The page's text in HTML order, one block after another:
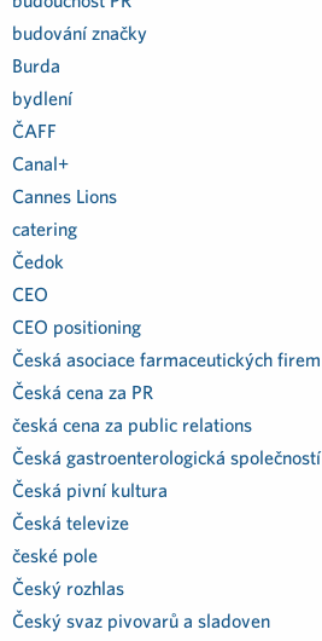
budování značky
Burda
bydlení
ČAFF
Canal+
Cannes Lions
catering
Čedok
CEO
CEO positioning
Česká asociace farmaceutických firem
Česká cena za PR
česká cena za public relations
Česká gastroenterologická společností
Česká pivní kultura
Česká televize
české pole
Český rozhlas
Český svaz pivovarů a sladoven